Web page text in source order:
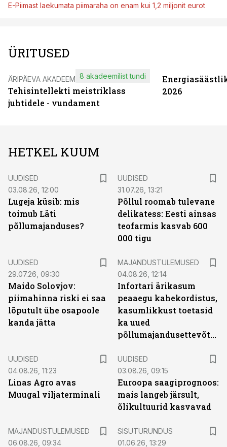
E-Piimast laekumata piimaraha on enam kui 1,2 miljonit eurot
ÜRITUSED
ÄRIPÄEVA AKADEEMIA
Tehisintellekti meistriklass
juhtidele - vundament
8 akadeemilist tundi
2026
HETKEL KUUM
UUDISED
03.08.26, 12:00
Lugeja küsib: mis
toimub Läti
põllumajanduses?
UUDISED
31.07.26, 13:21
Põllul roomab tulevane
delikatess: Eesti ainsas
teofarmis kasvab 600
000 tigu
UUDISED
29.07.26, 09:30
Maido Solovjov:
piimahinna riski ei saa
lõputult ühe osapoole
kanda jätta
MAJANDUSTULEMUSED
04.08.26, 12:14
Infortari ärikasum
peaaegu kahekordistus,
kasumlikkust toetasid
ka uued
põllumajandusettevõtted
UUDISED
04.08.26, 11:23
Linas Agro avas
Muugal viljaterminali
UUDISED
03.08.26, 09:15
Euroopa saagiprognoos:
mais langeb järsult,
õlikultuurid kasvavad
MAJANDUSTULEMUSED
06.08.26, 09:34
SISUTURUNDUS
01.06.26, 13:29